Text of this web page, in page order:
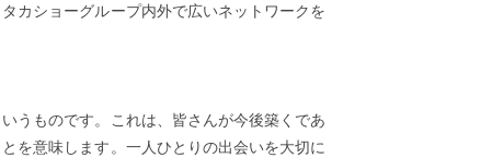
カショーグループ内外で広いネットワークを
うものです。これは、皆さんが今後築くであ
を意味します。一人ひとりの出会いを大切に